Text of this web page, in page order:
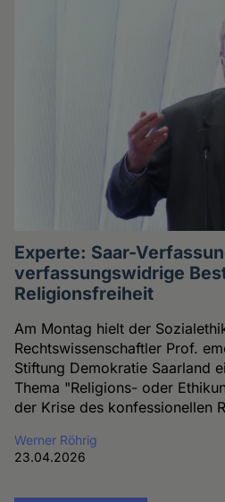
Experte: Saar-
verfassungswidrige
Religionsfreiheit
Am Montag hielt der
Rechtswissenschaftler Prof.
Stiftung Demokratie Saarland
Thema "Religions- oder
der Krise des konfessionellen
Werner Röhrig
23.04.2026